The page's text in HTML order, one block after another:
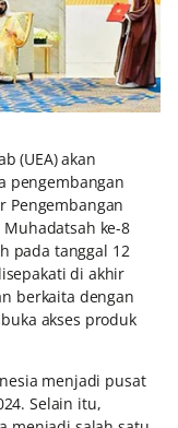
(UEA) akan
pengembangan
Pengembangan
ke-8
pada tanggal 12
di akhir
berkaita dengan
akses produk
menjadi pusat
Selain itu,